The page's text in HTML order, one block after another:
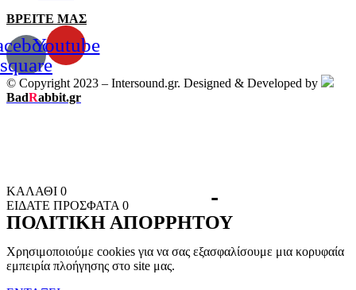
ΒΡΕΙΤΕ ΜΑΣ
square
Youtube
© Copyright 2023 – Intersound.gr. Designed & Developed by
BadRabbit.gr
ΚΑΛΑΘΙ 0
ΕΙΔΑΤΕ ΠΡΟΣΦΑΤΑ 0
ΠΟΛΙΤΙΚΗ ΑΠΟΡΡΗΤΟΥ
Χρησιμοποιούμε cookies για να σας εξασφαλίσουμε μια κορυφαία
εμπειρία πλοήγησης στο site μας.